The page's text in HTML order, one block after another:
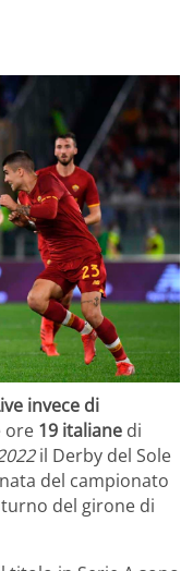
invece di
ore 19 italiane di
il Derby del Sole
del campionato
turno del girone di